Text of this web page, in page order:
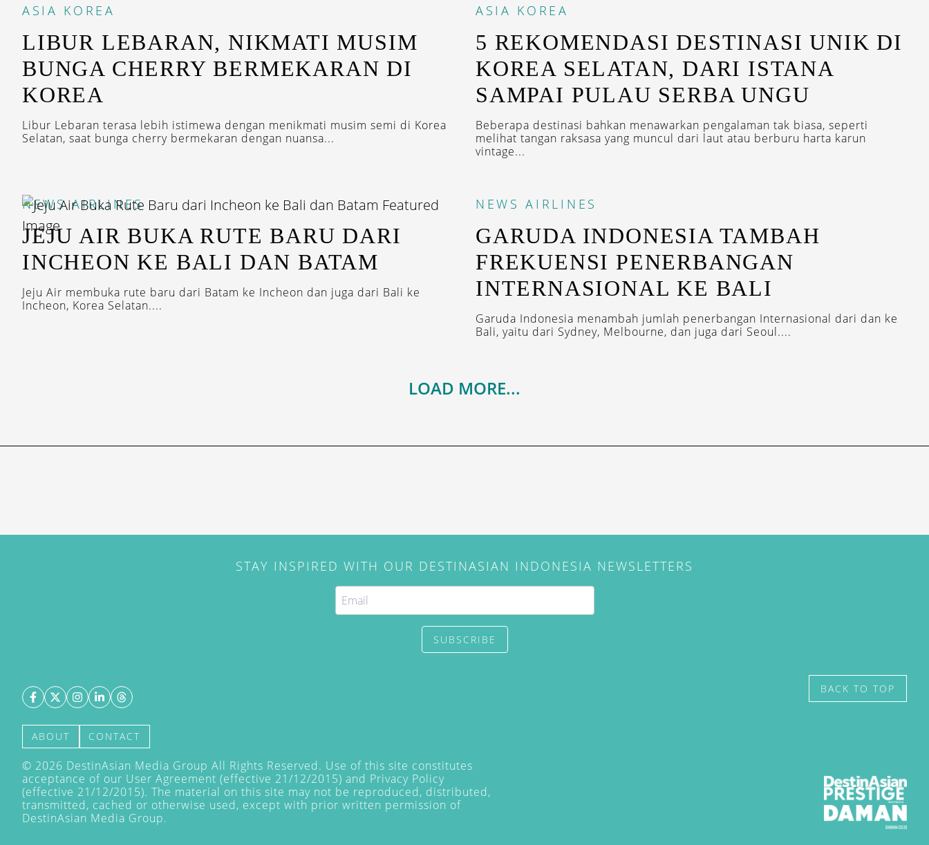
ASIA KOREA
LIBUR LEBARAN, NIKMATI MUSIM
BUNGA CHERRY BERMEKARAN DI
KOREA
Libur Lebaran terasa lebih istimewa dengan menikmati musim semi di Korea
Selatan, saat bunga cherry bermekaran dengan nuansa...
ASIA KOREA
5 REKOMENDASI DESTINASI UNIK DI
KOREA SELATAN, DARI ISTANA
SAMPAI PULAU SERBA UNGU
Beberapa destinasi bahkan menawarkan pengalaman tak biasa, seperti
melihat tangan raksasa yang muncul dari laut atau berburu harta karun
vintage...
NEWS AIRLINES
JEJU AIR BUKA RUTE BARU DARI
INCHEON KE BALI DAN BATAM
Jeju Air membuka rute baru dari Batam ke Incheon dan juga dari Bali ke
Incheon, Korea Selatan....
NEWS AIRLINES
GARUDA INDONESIA TAMBAH
FREKUENSI PENERBANGAN
INTERNASIONAL KE BALI
Garuda Indonesia menambah jumlah penerbangan Internasional dari dan ke
Bali, yaitu dari Sydney, Melbourne, dan juga dari Seoul....
LOAD MORE...
STAY INSPIRED WITH OUR DESTINASIAN INDONESIA NEWSLETTERS
SUBSCRIBE
ABOUT CONTACT
© 2026 DestinAsian Media Group All Rights Reserved. Use of this site constitutes
acceptance of our User Agreement (effective 21/12/2015) and Privacy Policy
(effective 21/12/2015). The material on this site may not be reproduced, distributed,
transmitted, cached or otherwise used, except with prior written permission of
DestinAsian Media Group.
BACK TO TOP